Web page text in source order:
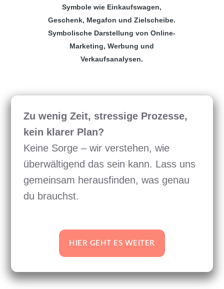
Zu wenig Zeit, stressige Prozesse,
kein klarer Plan?
Keine Sorge – wir verstehen, wie
überwältigend das sein kann. Lass uns
gemeinsam herausfinden, was genau
du brauchst.
HIER GEHT ES WEITER